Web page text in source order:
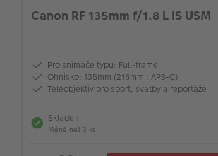
Canon RF 135mm f/1.8 L IS USM
Pro snímače typu: Full-frame
Ohnisko: 135mm (216mm : APS-C)
Teleobjektiv pro sport, svatby a reportáže
Skladem
Méně než 3 ks